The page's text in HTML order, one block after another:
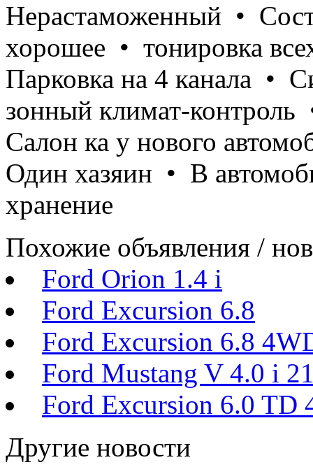
Нерастаможенный •
хорошее • тонировка
Парковка на 4 канала •
зонный климат-
Салон ка у нового
Один хазяин • В
хранение
Похожие объявления /
Ford Orion 1.4 i
Ford Excursion 6.8
Ford Excursion 6.8
Ford Mustang V 4.0 i
Ford Excursion 6.0 TD
Другие новости